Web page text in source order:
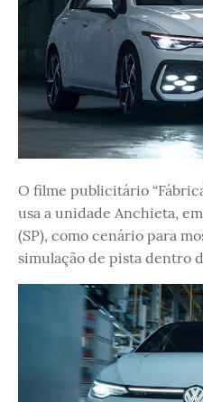
O filme publicitário
usa a unidade Anchieta,
(SP), como cenário para
simulação de pista dentro